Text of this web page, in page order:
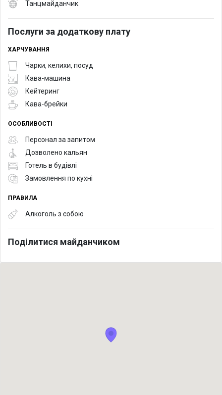
Танцмайданчик
Послуги за додаткову плату
ХАРЧУВАННЯ
Чарки, келихи, посуд
Кава-машина
Кейтеринг
Кава-брейки
ОСОБЛИВОСТІ
Персонал за запитом
Дозволено кальян
Готель в будівлі
Замовлення по кухні
ПРАВИЛА
Алкоголь з собою
Поділитися майданчиком